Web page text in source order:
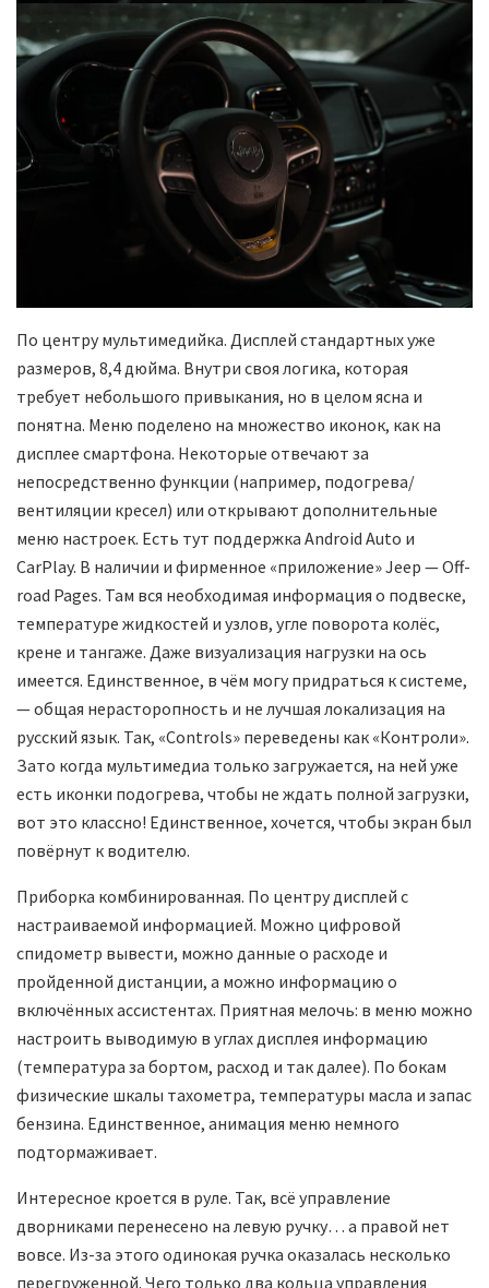
По центру мультимедийка. Дисплей стандартных уже
размеров, 8,4 дюйма. Внутри своя логика, которая
требует небольшого привыкания, но в целом ясна и
понятна. Меню поделено на множество иконок, как на
дисплее смартфона. Некоторые отвечают за
непосредственно функции (например, подогрева/
вентиляции кресел) или открывают дополнительные
меню настроек. Есть тут поддержка Android Auto и
CarPlay. В наличии и фирменное «приложение» Jeep — Off-
road Pages. Там вся необходимая информация о подвеске,
температуре жидкостей и узлов, угле поворота колёс,
крене и тангаже. Даже визуализация нагрузки на ось
имеется. Единственное, в чём могу придраться к системе,
— общая нерасторопность и не лучшая локализация на
русский язык. Так, «Controls» переведены как «Контроли».
Зато когда мультимедиа только загружается, на ней уже
есть иконки подогрева, чтобы не ждать полной загрузки,
вот это классно! Единственное, хочется, чтобы экран был
повёрнут к водителю.
Приборка комбинированная. По центру дисплей с
настраиваемой информацией. Можно цифровой
спидометр вывести, можно данные о расходе и
пройденной дистанции, а можно информацию о
включённых ассистентах. Приятная мелочь: в меню можно
настроить выводимую в углах дисплея информацию
(температура за бортом, расход и так далее). По бокам
физические шкалы тахометра, температуры масла и запас
бензина. Единственное, анимация меню немного
подтормаживает.
Интересное кроется в руле. Так, всё управление
дворниками перенесено на левую ручку… а правой нет
вовсе. Из-за этого одинокая ручка оказалась несколько
перегруженной. Чего только два кольца управления